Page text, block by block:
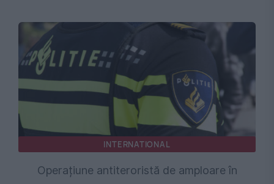
INTERNATIONAL
Operațiune antiteroristă de amploare în